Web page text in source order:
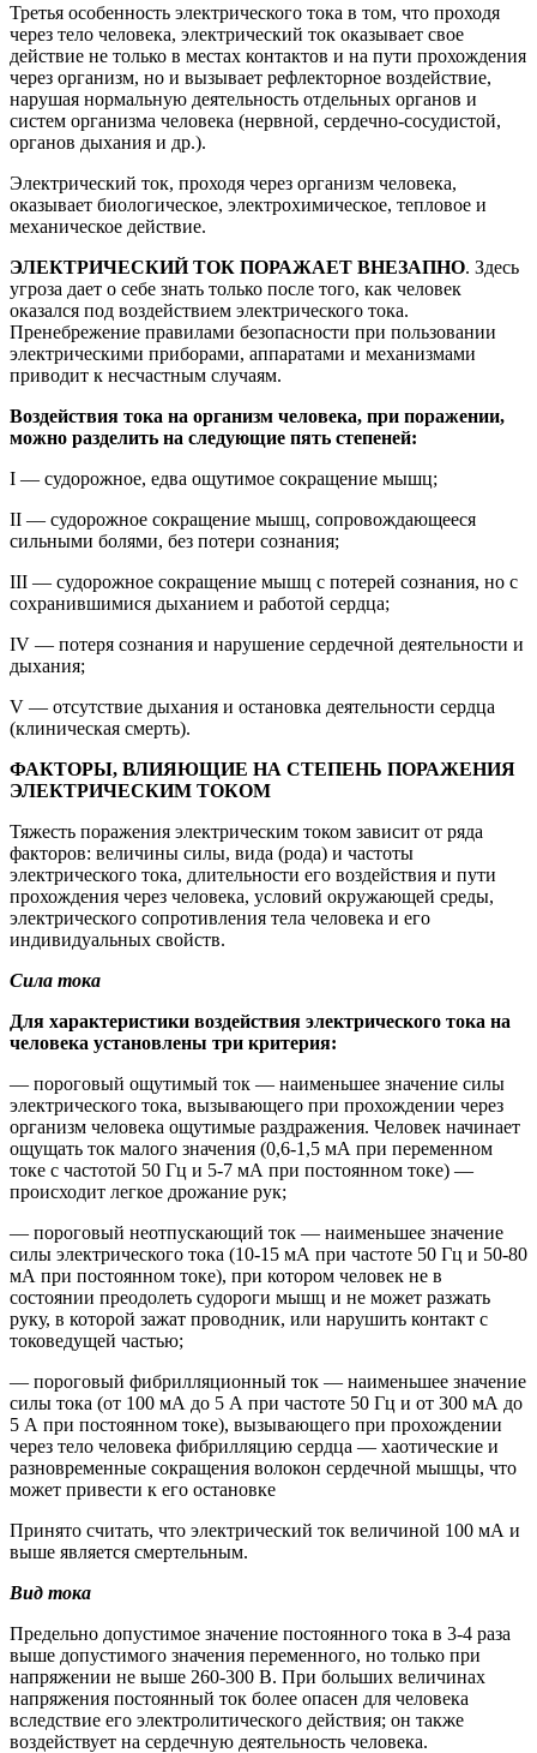
Третья особенность электрического тока в том, что проходя
через тело человека, электрический ток оказывает свое
действие не только в местах контактов и на пути прохождения
через организм, но и вызывает рефлекторное воздействие,
нарушая нормальную деятельность отдельных органов и
систем организма человека (нервной, сердечно-сосудистой,
органов дыхания и др.).
Электрический ток, проходя через организм человека,
оказывает биологическое, электрохимическое, тепловое и
механическое действие.
ЭЛЕКТРИЧЕСКИЙ ТОК ПОРАЖАЕТ ВНЕЗАПНО. Здесь
угроза дает о себе знать только после того, как человек
оказался под воздействием электрического тока.
Пренебрежение правилами безопасности при пользовании
электрическими приборами, аппаратами и механизмами
приводит к несчастным случаям.
Воздействия тока на организм человека, при поражении,
можно разделить на следующие пять степеней:
I — судорожное, едва ощутимое сокращение мышц;
II — судорожное сокращение мышц, сопровождающееся
сильными болями, без потери сознания;
III — судорожное сокращение мышц с потерей сознания, но с
сохранившимися дыханием и работой сердца;
IV — потеря сознания и нарушение сердечной деятельности и
дыхания;
V — отсутствие дыхания и остановка деятельности сердца
(клиническая смерть).
ФАКТОРЫ, ВЛИЯЮЩИЕ НА СТЕПЕНЬ ПОРАЖЕНИЯ
ЭЛЕКТРИЧЕСКИМ ТОКОМ
Тяжесть поражения электрическим током зависит от ряда
факторов: величины силы, вида (рода) и частоты
электрического тока, длительности его воздействия и пути
прохождения через человека, условий окружающей среды,
электрического сопротивления тела человека и его
индивидуальных свойств.
Сила тока
Для характеристики воздействия электрического тока на
человека установлены три критерия:
— пороговый ощутимый ток — наименьшее значение силы
электрического тока, вызывающего при прохождении через
организм человека ощутимые раздражения. Человек начинает
ощущать ток малого значения (0,6-1,5 мА при переменном
токе с частотой 50 Гц и 5-7 мА при постоянном токе) —
происходит легкое дрожание рук;
— пороговый неотпускающий ток — наименьшее значение
силы электрического тока (10-15 мА при частоте 50 Гц и 50-80
мА при постоянном токе), при котором человек не в
состоянии преодолеть судороги мышц и не может разжать
руку, в которой зажат проводник, или нарушить контакт с
токоведущей частью;
— пороговый фибрилляционный ток — наименьшее значение
силы тока (от 100 мА до 5 А при частоте 50 Гц и от 300 мА до
5 А при постоянном токе), вызывающего при прохождении
через тело человека фибрилляцию сердца — хаотические и
разновременные сокращения волокон сердечной мышцы, что
может привести к его остановке
Принято считать, что электрический ток величиной 100 мА и
выше является смертельным.
Вид тока
Предельно допустимое значение постоянного тока в 3-4 раза
выше допустимого значения переменного, но только при
напряжении не выше 260-300 В. При больших величинах
напряжения постоянный ток более опасен для человека
вследствие его электролитического действия; он также
воздействует на сердечную деятельность человека.